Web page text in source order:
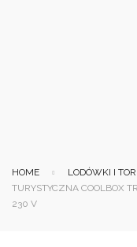
HOME LODÓWKI I
TURYSTYCZNA COOLBOX
230 V